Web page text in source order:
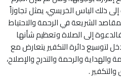
ذلك الياس الخريسي، يمثل تجاوزاً
الشريعة في الرحمة والاحتياط
إلى الصلاة وتعظيم شأنها
لتوسيع دائرة التكفير يتعارض مع
والرحمة والتدرج والإصلاح،
.